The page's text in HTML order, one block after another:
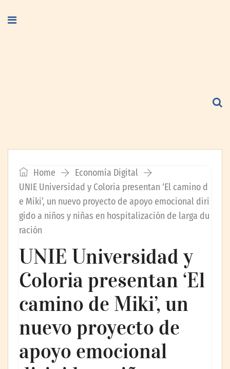
Home
Economía Digital
UNIE Universidad y Coloria presentan ‘El camino d
e Miki’, un nuevo proyecto de apoyo emocional diri
gido a niños y niñas en hospitalización de larga du
ración
UNIE Universidad y
Coloria presentan ‘El
camino de Miki’, un
nuevo proyecto de
apoyo emocional